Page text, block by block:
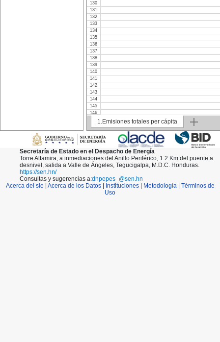
130
131
132
133
134
135
136
137
138
139
140
141
142
143
144
145
146
148
150
152
153
154
156
157
1.Emisiones totales per cápita
Secretaría de Estado en el Despacho de Energía
Torre Altamira, a inmediaciones del Anillo Periférico, 1.2 Km del puente a
desnivel, salida a Valle de Ángeles, Tegucigalpa, M.D.C. Honduras.
https://sen.hn/
Consultas y sugerencias a:dnpepes_@sen.hn
Acerca del sie
Acerca de los Datos| Instituciones| Metodología| Términos de
Uso